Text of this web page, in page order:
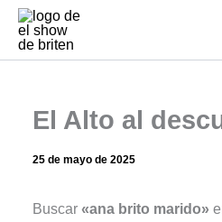
contenido
El Alto al
25 de mayo de 2025
Buscar«ana brito marido»